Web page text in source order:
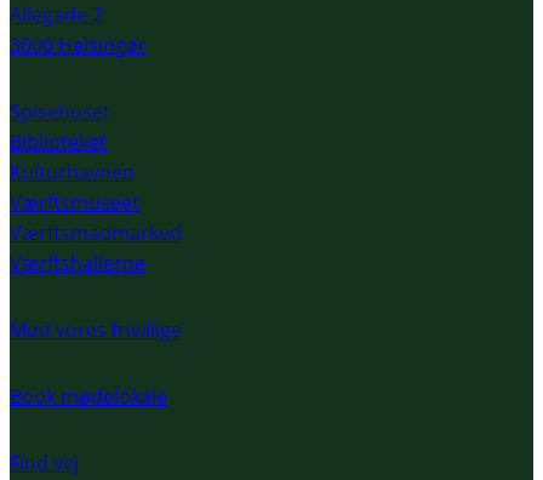
Allegade 2
3000 Helsingør
Spisehuset
Biblioteket
Kulturhavnen
Værftsmuseet
Værftsmadmarked
Værftshallerne
Mød vores frivillige
Book mødelokale
Find vej